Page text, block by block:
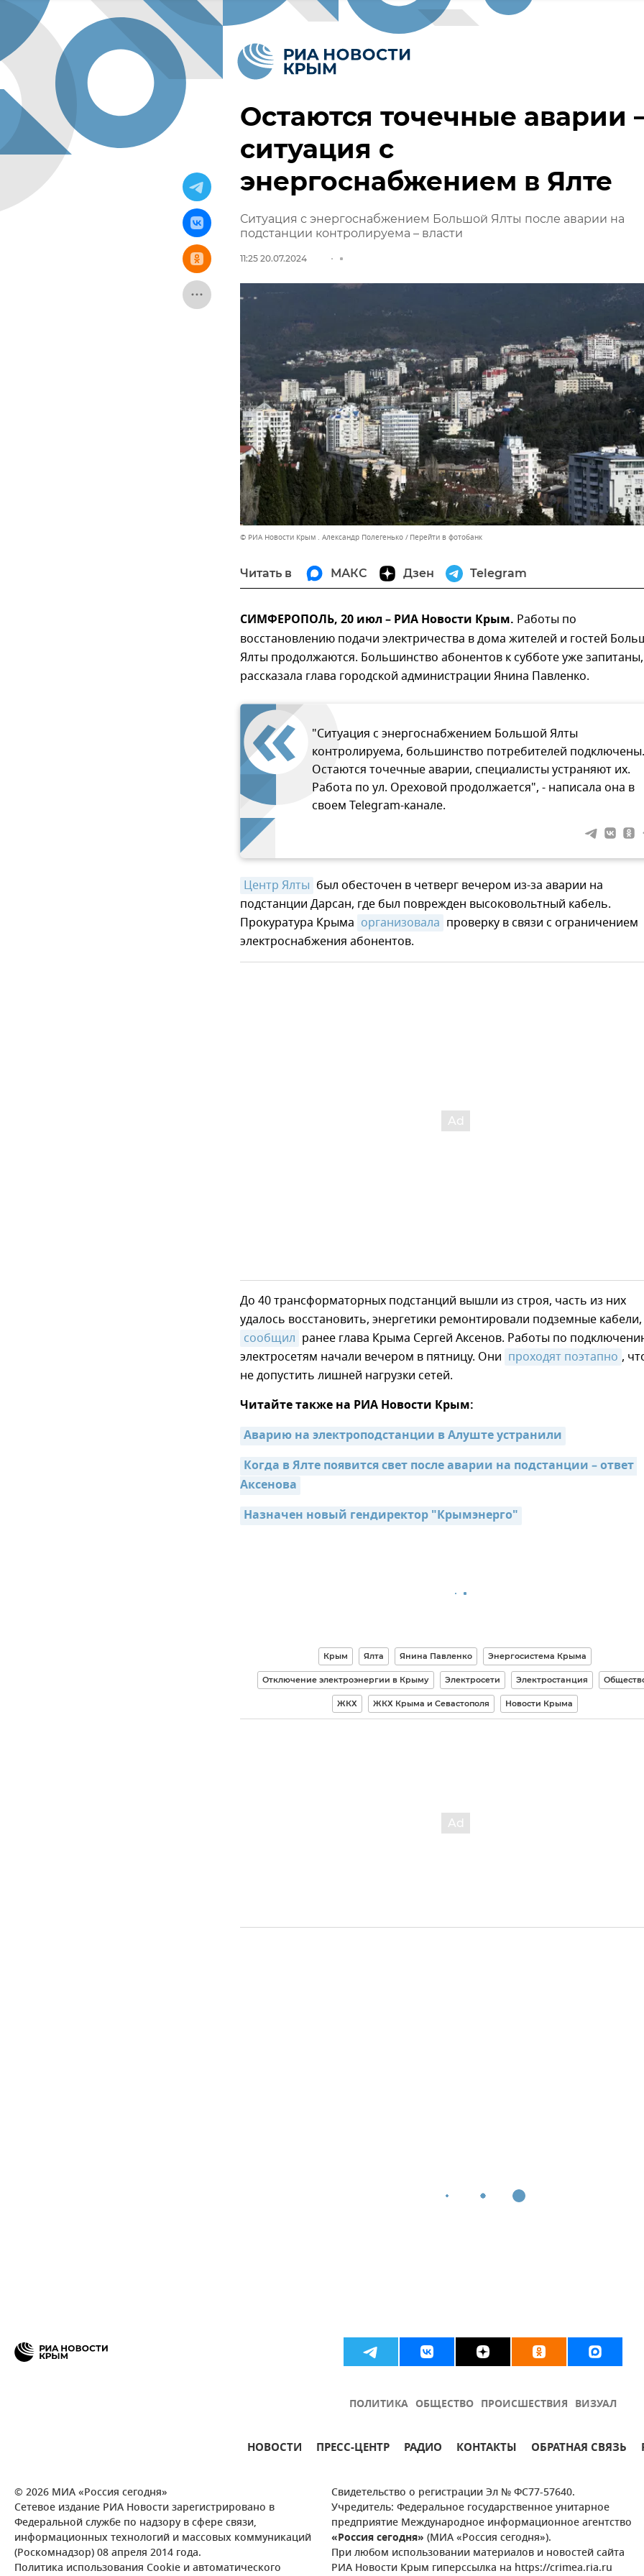
Остаются точечные аварии
ситуация с
энергоснабжением в Ялте
Ситуация с энергоснабжением Большой Ялты после аварии на
подстанции контролируема – власти
11:25 20.07.2024
© РИА Новости Крым . Александр Полегенько Перейти в фотобанк
Читать в МАКС Дзен Telegram
СИМФЕРОПОЛЬ, 20 июл – РИА Новости Крым. Работы по
восстановлению подачи электричества в дома жителей и гостей
Ялты продолжаются. Большинство абонентов к субботе уже запитаны,
рассказала глава городской администрации Янина Павленко.
"️Ситуация с энергоснабжением Большой Ялты
контролируема, большинство потребителей подключены.
Остаются точечные аварии, специалисты устраняют их.
Работа по ул. Ореховой продолжается", - написала она в
своем Telegram-канале.
Центр Ялты был обесточен в четверг вечером из-за аварии на
подстанции Дарсан, где был поврежден высоковольтный кабель.
Прокуратура Крыма организовала проверку в связи с ограничением
электроснабжения абонентов.
До 40 трансформаторных подстанций вышли из строя, часть из них
удалось восстановить, энергетики ремонтировали подземные кабели,
сообщил ранее глава Крыма Сергей Аксенов. Работы по
электросетям начали вечером в пятницу. Они проходят поэтапно ,
не допустить лишней нагрузки сетей.
Читайте также на РИА Новости Крым:
Аварию на электроподстанции в Алуште устранили
Когда в Ялте появится свет после аварии на подстанции – ответ
Аксенова
Назначен новый гендиректор "Крымэнерго"
Крым Ялта Янина Павленко Энергосистема Крыма
Отключение электроэнергии в Крыму Электросети Электростанция
ЖКХ ЖКХ Крыма и Севастополя Новости Крыма
ПОЛИТИКА ОБЩЕСТВО ПРОИСШЕСТВИЯ ВИЗУАЛ
НОВОСТИ ПРЕСС-ЦЕНТР РАДИО КОНТАКТЫ ОБРАТНАЯ СВЯЗЬ
© 2026 МИА «Россия сегодня»
Сетевое издание РИА Новости зарегистрировано в
Федеральной службе по надзору в сфере связи,
информационных технологий и массовых коммуникаций
(Роскомнадзор) 08 апреля 2014 года.
Политика использования Cookie и автоматического
Свидетельство о регистрации Эл № ФС77-57640.
Учредитель: Федеральное государственное унитарное
предприятие Международное информационное агентство
«Россия сегодня» (МИА «Россия сегодня»).
При любом использовании материалов и новостей сайта
РИА Новости Крым гиперссылка на https://crimea.ria.ru